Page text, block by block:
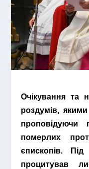
Очікування та
роздумів,
померлих
єпископів.
процитував